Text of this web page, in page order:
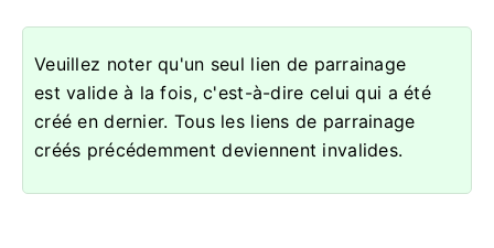
Veuillez noter qu'un seul lien de parrainage
est valide à la fois, c'est-à-dire celui qui a été
créé en dernier. Tous les liens de parrainage
créés précédemment deviennent invalides.